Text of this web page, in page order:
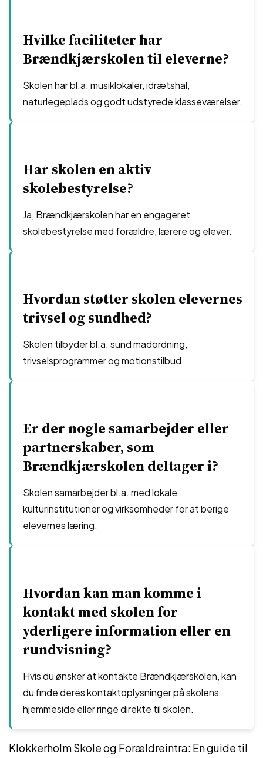
Hvilke faciliteter har
Brændkjærskolen til eleverne?
Skolen har bl.a. musiklokaler, idrætshal,
naturlegeplads og godt udstyrede klasseværelser.
Har skolen en aktiv
skolebestyrelse?
Ja, Brændkjærskolen har en engageret
skolebestyrelse med forældre, lærere og elever.
Hvordan støtter skolen elevernes
trivsel og sundhed?
Skolen tilbyder bl.a. sund madordning,
trivselsprogrammer og motionstilbud.
Er der nogle samarbejder eller
partnerskaber, som
Brændkjærskolen deltager i?
Skolen samarbejder bl.a. med lokale
kulturinstitutioner og virksomheder for at berige
elevernes læring.
Hvordan kan man komme i
kontakt med skolen for
yderligere information eller en
rundvisning?
Hvis du ønsker at kontakte Brændkjærskolen, kan
du finde deres kontaktoplysninger på skolens
hjemmeside eller ringe direkte til skolen.
Klokkerholm Skole og Forældreintra: En guide til